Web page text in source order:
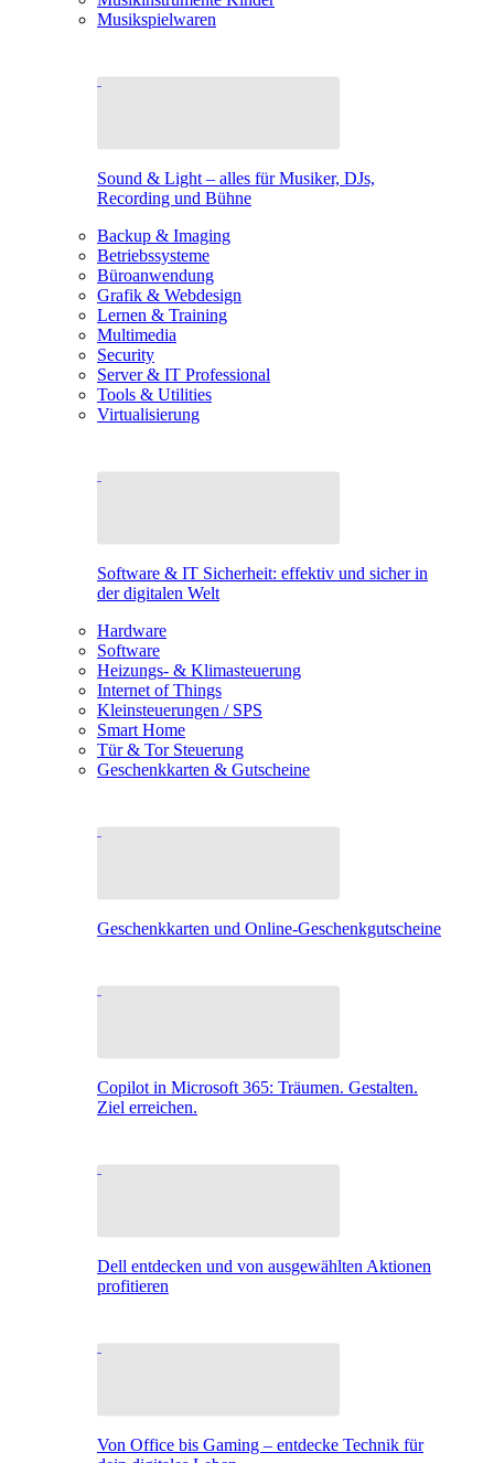
Musikspielwaren
Sound & Light – alles für Musiker, DJs,
Recording und Bühne
Backup & Imaging
Betriebssysteme
Büroanwendung
Grafik & Webdesign
Lernen & Training
Multimedia
Security
Server & IT Professional
Tools & Utilities
Virtualisierung
Software & IT Sicherheit: effektiv und sicher in
der digitalen Welt
Hardware
Software
Heizungs- & Klimasteuerung
Internet of Things
Kleinsteuerungen / SPS
Smart Home
Tür & Tor Steuerung
Geschenkkarten & Gutscheine
Geschenkkarten und Online-Geschenkgutscheine
Copilot in Microsoft 365: Träumen. Gestalten.
Ziel erreichen.
Dell entdecken und von ausgewählten Aktionen
profitieren
Von Office bis Gaming – entdecke Technik für